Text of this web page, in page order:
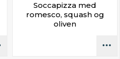
Soccapizza med
romesco, squash og
oliven